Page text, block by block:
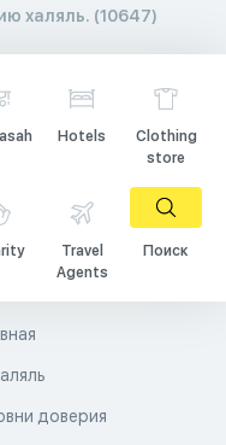
халяль. (10647)
Hotels
Clothing
store
Travel
Agents
Поиск
доверия